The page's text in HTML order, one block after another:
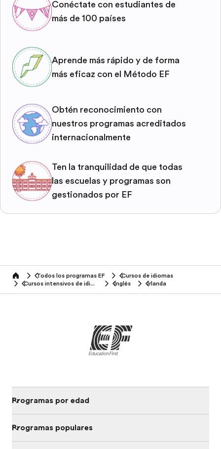
Conéctate con estudiantes de
más de 100 países
Aprende más rápido y de forma
más eficaz con el Método EF
Obtén reconocimiento con
nuestros programas acreditados
internacionalmente
Ten la tranquilidad de que todas
las escuelas y programas son
gestionados por EF
home Todos los programas EF
Cursos de idiomas
Cursos intensivos de idiomas
Inglés Irlanda
Programas por edad
Programas populares